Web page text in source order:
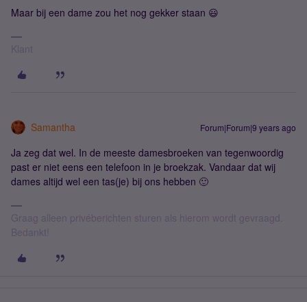
Maar bij een dame zou het nog gekker staan 😃
Klant
Samantha Forum|Forum|9 years ago
Ja zeg dat wel. In de meeste damesbroeken van tegenwoordig
past er niet eens een telefoon in je broekzak. Vandaar dat wij
dames altijd wel een tas(je) bij ons hebben 🙂
Graag alleen privéberichten sturen als hierom wordt gevraagd.
Bedankt!